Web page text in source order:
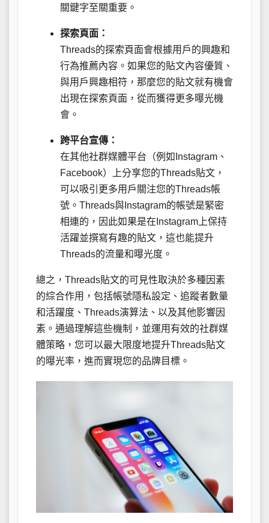
關鍵字至關重要。
探索頁面：
Threads的探索頁面會根據用戶的興趣和
行為推薦內容。如果您的貼文內容優質、
與用戶興趣相符，那麼您的貼文就有機會
出現在探索頁面，從而獲得更多曝光機
會。
跨平台宣傳：
在其他社群媒體平台（例如Instagram、
Facebook）上分享您的Threads貼文，
可以吸引更多用戶關注您的Threads帳
號。Threads與Instagram的帳號是緊密
相連的，因此如果是在Instagram上保持
活躍並撰寫有趣的貼文，這也能提升
Threads的流量和曝光度。
總之，Threads貼文的可見性取決於多種因素
的綜合作用，包括帳號隱私設定、追蹤者數量
和活躍度、Threads演算法、以及其他影響因
素。通過理解這些機制，並運用有效的社群媒
體策略，您可以最大限度地提升Threads貼文
的曝光率，進而實現您的品牌目標。